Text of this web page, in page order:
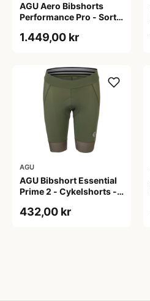
AGU Aero Bibshorts
Performance Pro - Sort -
1.449,00 kr
AGU
AGU Bibshort Essential
Prime 2 - Cykelshorts -
2XL
432,00 kr